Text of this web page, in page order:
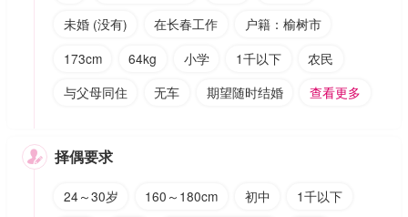
未婚 (没有)
在长春工作
户籍：榆树市
173cm
64kg 小学 1千以下
农民
与父母同住
无车 期望随时结婚 查看更多
 择偶要求
24～30岁 160～180cm 初中
1千以下